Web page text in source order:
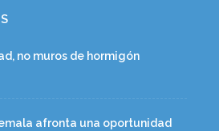
no muros de hormigón
afronta una oportunidad